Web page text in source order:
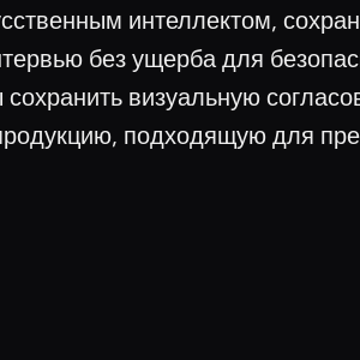
интеллектом,
без ущерба для
визуальную
подходящую для